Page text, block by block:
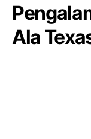
Ala